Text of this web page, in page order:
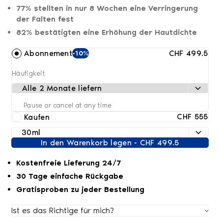
77% stellten in nur 8 Wochen eine Verringerung
der Falten fest
82% bestätigten eine Erhöhung der Hautdichte
Abonnement-10% CHF 499.5
Häufigkeit
Pause or cancel at any time
Kaufen CHF 555
In den Warenkorb legen - CHF 499.5
Kostenfreie Lieferung 24/7
30 Tage einfache Rückgabe
Gratisproben zu jeder Bestellung
Ist es das Richtige für mich?